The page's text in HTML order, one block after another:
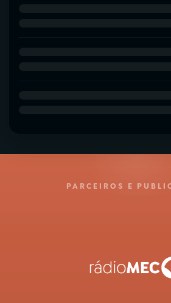
PARCEIROS E